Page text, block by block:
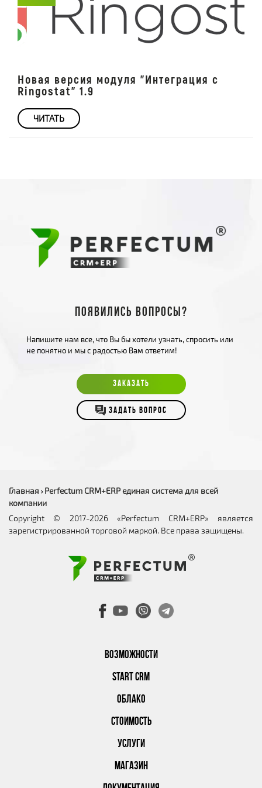
Новая версия модуля "Интеграция с
Ringostat" 1.9
ЧИТАТЬ
Появились вопросы?
Напишите нам все, что Вы бы хотели узнать, спросить или
не понятно и мы с радостью Вам ответим!
ЗАКАЗАТЬ
ЗАДАТЬ ВОПРОС
ВОЗМОЖНОСТИ
START CRM
ОБЛАКО
СТОИМОСТЬ
УСЛУГИ
МАГАЗИН
Главная › Perfectum CRM+ERP единая система для всей
компании
Copyright © 2017-2026 «Perfectum CRM+ERP» является
зарегистрированной торговой маркой. Все права защищены.